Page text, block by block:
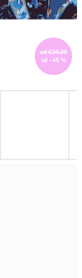
od €28,80
až –45 %